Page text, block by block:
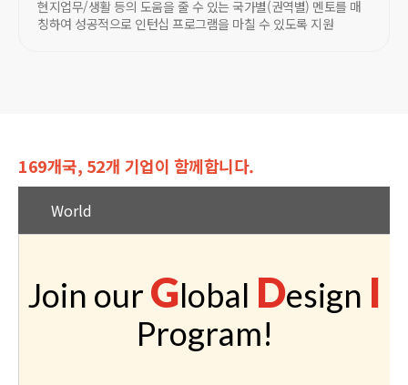
현지업무/생활 등의 도움을 줄 수 있는 국가별(권역별) 멘토를 매
칭하여 성공적으로 인턴십 프로그램을 마칠 수 있도록 지원
169개국, 52개 기업이 함께합니다.
World
Join ourGlobal Design I
Program!